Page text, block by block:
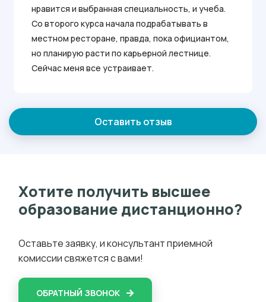
нравится и выбранная специальность, и учеба.
Со второго курса начала подрабатывать в
местном ресторане, правда, пока официантом,
но планирую расти по карьерной лестнице.
Сейчас меня все устраивает.
Оставить отзыв
Хотите получить высшее
образование дистанционно?
Оставьте заявку, и консультант приемной
комиссии свяжется с вами!
ОБРАТНЫЙ ЗВОНОК